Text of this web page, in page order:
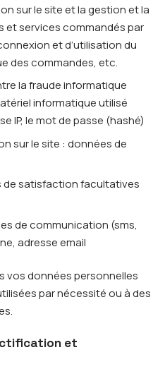
sur le site et la gestion et la
services commandés par
et d’utilisation du
des commandes, etc.
la fraude informatique
informatique utilisé
IP, le mot de passe (hashé)
sur le site : données de
de satisfaction facultatives
de communication (sms,
adresse email
vos données personnelles
par nécessité ou à des
et